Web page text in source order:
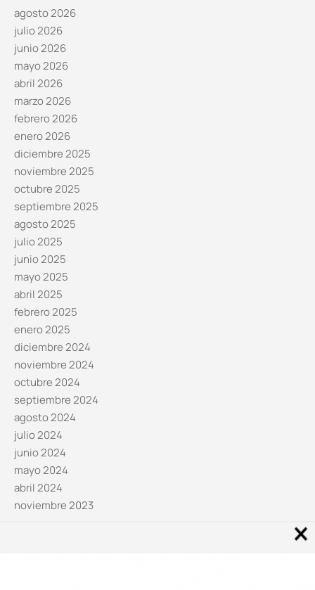
agosto 2026
julio 2026
junio 2026
mayo 2026
abril 2026
marzo 2026
febrero 2026
enero 2026
diciembre 2025
noviembre 2025
octubre 2025
septiembre 2025
agosto 2025
julio 2025
junio 2025
mayo 2025
abril 2025
febrero 2025
enero 2025
diciembre 2024
noviembre 2024
octubre 2024
septiembre 2024
agosto 2024
julio 2024
junio 2024
mayo 2024
abril 2024
noviembre 2023